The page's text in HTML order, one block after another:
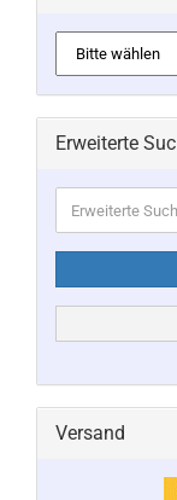
Erweiterte
Suche
Versand